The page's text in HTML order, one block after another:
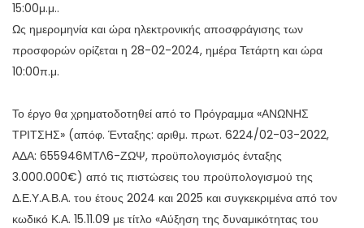
15:00μ.μ..
Ως ημερομηνία και ώρα ηλεκτρονικής αποσφράγισης των
προσφορών ορίζεται η 28-02-2024, ημέρα Τετάρτη και ώρα
10:00π.μ.
Το έργο θα χρηματοδοτηθεί από το Πρόγραμμα «ΑΝΩΝΗΣ
ΤΡΙΤΣΗΣ» (απόφ. Ένταξης: αριθμ. πρωτ. 6224/02-03-2022,
ΑΔΑ: 655946ΜΤΛ6-ΖΩΨ, προϋπολογισμός ένταξης
3.000.000€) από τις πιστώσεις του προϋπολογισμού της
Δ.Ε.Υ.Α.Β.Α. του έτους 2024 και 2025 και συγκεκριμένα από τον
κωδικό Κ.Α. 15.11.09 με τίτλο «Αύξηση της δυναμικότητας του